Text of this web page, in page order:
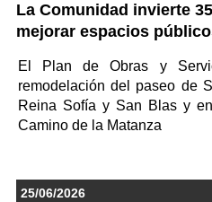
La Comunidad invierte
mejorar espacios
El Plan de Obras y
remodelación del paseo de
Reina Sofía y San Blas y
Camino de la Matanza
25/06/2026